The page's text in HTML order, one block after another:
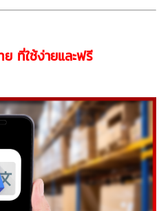
ที่ใช้ง่ายและฟรี